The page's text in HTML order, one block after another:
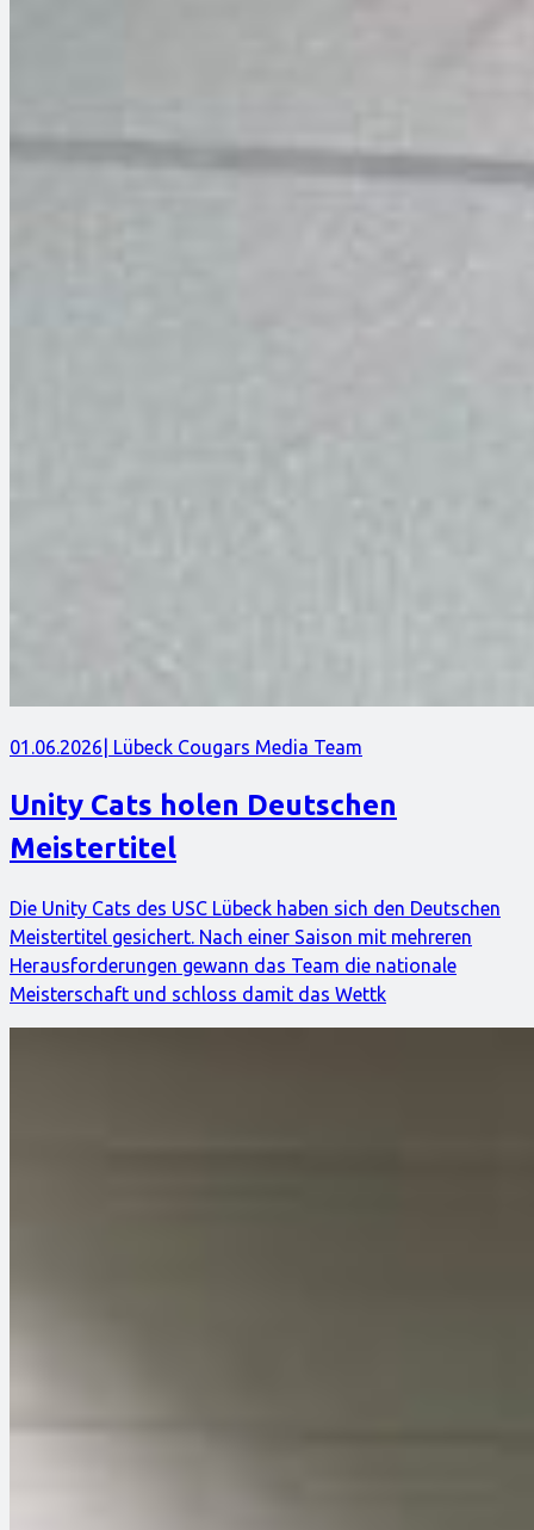
01.06.2026 | Lübeck Cougars Media Team
Unity Cats holen Deutschen
Meistertitel
Die Unity Cats des USC Lübeck haben sich den Deutschen
Meistertitel gesichert. Nach einer Saison mit mehreren
Herausforderungen gewann das Team die nationale
Meisterschaft und schloss damit das Wettk